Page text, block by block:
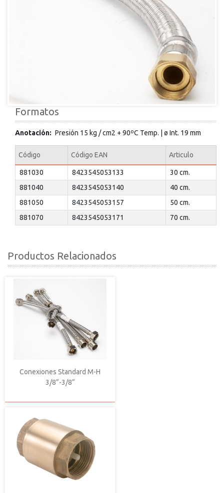
Formatos
Anotación Presión 15 kg / cm2 + 90ºC Temp. | ø Int. 19 mm
Código Código EAN Articulo
881030 8423545053133
30 cm.
881040
8423545053140
40 cm.
881050
8423545053157
50 cm.
881070
8423545053171 70 cm.
Productos Relacionados
Conexiones Standard M-H
3/8”-3/8”